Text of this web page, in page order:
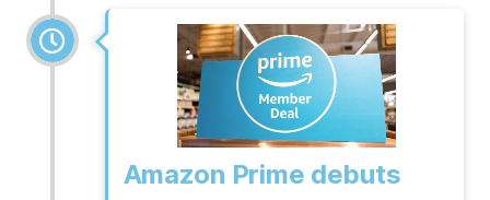
Amazon Prime debuts